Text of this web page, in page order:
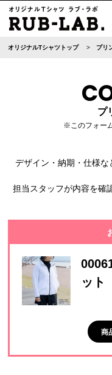
オリジナルTシャツトップ プリ
プ
※このフォー
デザイン・納期・仕様
担当スタッフが内容を確
ット
商